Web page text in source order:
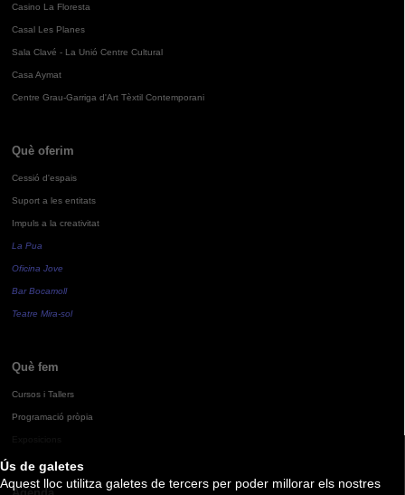
Ús de galetes
Aquest lloc utilitza galetes de tercers per poder millorar els nostres
Casino La Floresta
Casal Les Planes
Sala Clavé - La Unió Centre Cultural
Casa Aymat
Centre Grau-Garriga d'Art Tèxtil Contemporani
Què oferim
Cessió d'espais
Suport a les entitats
Impuls a la creativitat
La Pua
Oficina Jove
Bar Bocamoll
Teatre Mira-sol
Què fem
Cursos i Tallers
Programació pròpia